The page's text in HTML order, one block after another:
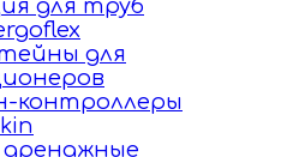
для труб
для
контроллеры